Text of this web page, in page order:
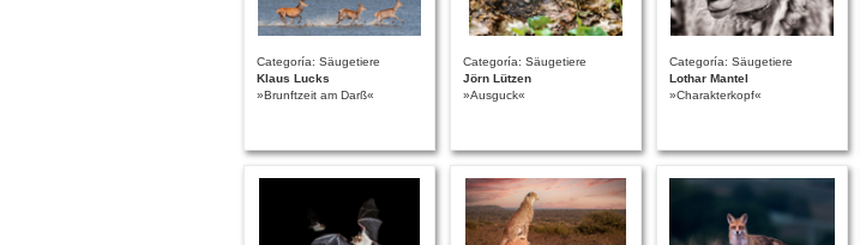
Categoría: Säugetiere
Klaus Lucks
»Brunftzeit am Darß«
Categoría: Säugetiere
Jörn Lützen
»Ausguck«
Categoría: Säugetiere
Lothar Mantel
»Charakterkopf«